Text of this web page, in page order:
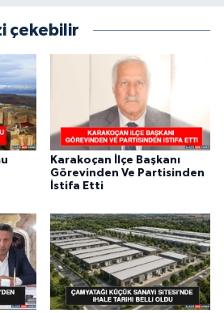
çekebilir
Karakoçan İlçe Başkanı
Görevinden Ve Partisinden
İstifa Etti